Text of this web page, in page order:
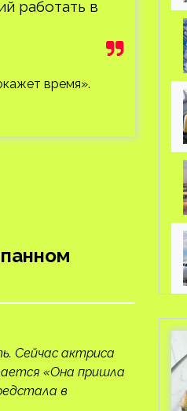
работать в
время».
Сейчас актриса
«Она пришла
в